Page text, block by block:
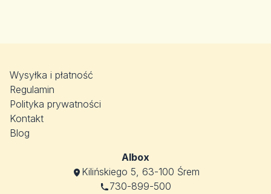
Wysyłka i płatność
Regulamin
Polityka prywatności
Kontakt
Blog
Albox
Kilińskiego 5, 63-100 Śrem
730-899-500